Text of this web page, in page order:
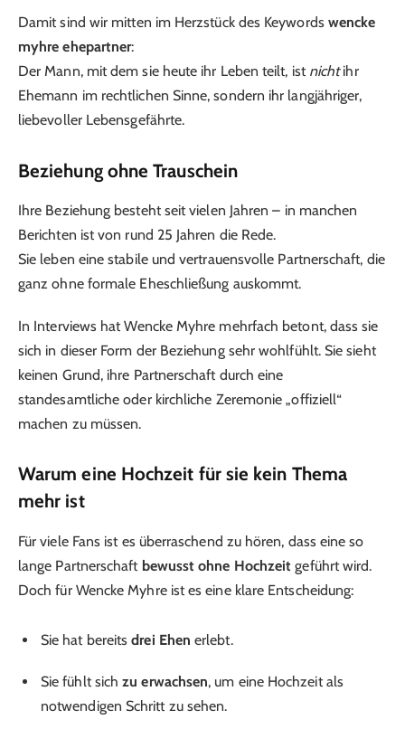
Damit sind wir mitten im Herzstück des Keywords wencke
myhre ehepartner:
Der Mann, mit dem sie heute ihr Leben teilt, ist nichtihr
Ehemann im rechtlichen Sinne, sondern ihr langjähriger,
liebevoller Lebensgefährte.
Beziehung ohne Trauschein
Ihre Beziehung besteht seit vielen Jahren – in manchen
Berichten ist von rund 25 Jahren die Rede.
Sie leben eine stabile und vertrauensvolle Partnerschaft, die
ganz ohne formale Eheschließung auskommt.
In Interviews hat Wencke Myhre mehrfach betont, dass sie
sich in dieser Form der Beziehung sehr wohlfühlt. Sie sieht
keinen Grund, ihre Partnerschaft durch eine
standesamtliche oder kirchliche Zeremonie „offiziell“
machen zu müssen.
Warum eine Hochzeit für sie kein Thema
mehr ist
Für viele Fans ist es überraschend zu hören, dass eine so
lange Partnerschaft bewusst ohne Hochzeit geführt wird.
Doch für Wencke Myhre ist es eine klare Entscheidung:
Sie hat bereitsdrei Ehen erlebt.
Sie fühlt sichzu erwachsen, um eine Hochzeit als
notwendigen Schritt zu sehen.